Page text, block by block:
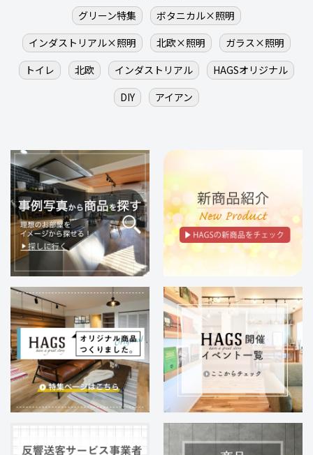
グリーン特集
ボタニカル×照明
インダストリアル×照明
北欧×照明
ガラス×照明
トイレ
北欧 インダストリアル
HAGSオリジナル
DIY
アイアン